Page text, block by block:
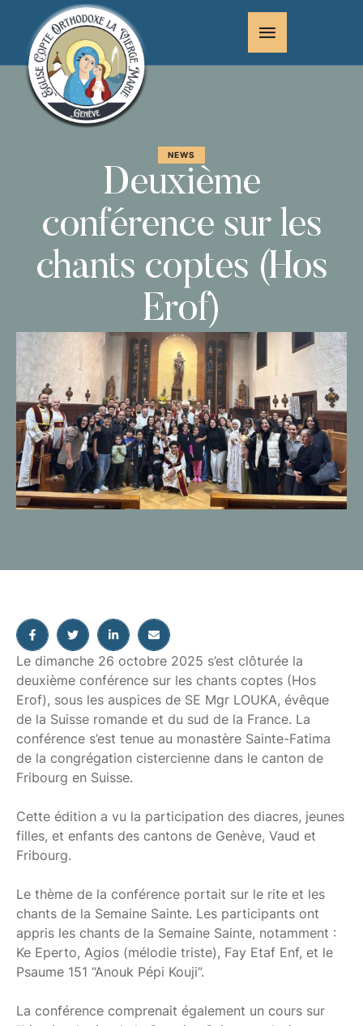
NEWS
Deuxième
conférence sur les
chants coptes (Hos
Erof)
Le dimanche 26 octobre 2025 s’est clôturée la
deuxième conférence sur les chants coptes (Hos
Erof), sous les auspices de SE Mgr LOUKA, évêque
de la Suisse romande et du sud de la France. La
conférence s’est tenue au monastère Sainte-Fatima
de la congrégation cistercienne dans le canton de
Fribourg en Suisse.
Cette édition a vu la participation des diacres, jeunes
filles, et enfants des cantons de Genève, Vaud et
Fribourg.
Le thème de la conférence portait sur le rite et les
chants de la Semaine Sainte. Les participants ont
appris les chants de la Semaine Sainte, notamment :
Ke Eperto, Agios (mélodie triste), Fay Etaf Enf, et le
Psaume 151 “Anouk Pépi Kouji”.
La conférence comprenait également un cours sur